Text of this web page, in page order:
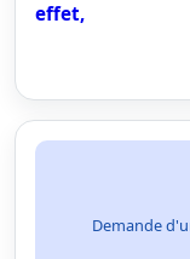
effet,
Demande